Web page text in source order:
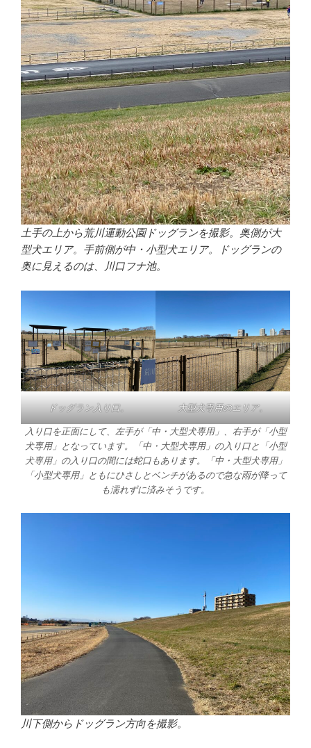
土手の上から荒川運動公園ドッグランを撮影。奥側が大
型犬エリア。手前側が中・小型犬エリア。ドッグランの
奥に見えるのは、川口フナ池。
ドッグラン入り口。 大型犬専用のエリア。
入り口を正面にして、左手が「中・大型犬専用」、右手が「小型
犬専用」となっています。「中・大型犬専用」の入り口と「小型
犬専用」の入り口の間には蛇口もあります。「中・大型犬専用」
「小型犬専用」ともにひさしとベンチがあるので急な雨が降って
も濡れずに済みそうです。
川下側からドッグラン方向を撮影。